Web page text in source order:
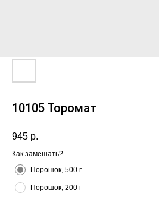
10105 Торомат
945 р.
Как замешать?
Порошок, 500 г
Порошок, 200 г